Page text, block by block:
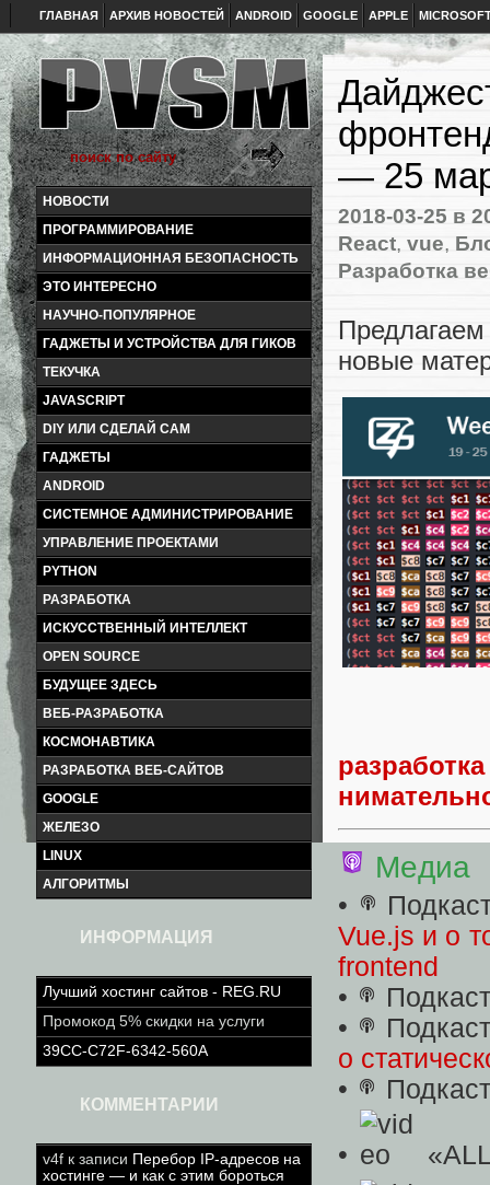
ГЛАВНАЯ АРХИВ НОВОСТЕЙ ANDROID GOOGLE APPLE
НОВОСТИ
ПРОГРАММИРОВАНИЕ
ИНФОРМАЦИОННАЯ БЕЗОПАСНОСТЬ
ЭТО ИНТЕРЕСНО
НАУЧНО-ПОПУЛЯРНОЕ
ГАДЖЕТЫ И УСТРОЙСТВА ДЛЯ ГИКОВ
ТЕКУЧКА
JAVASCRIPT
DIY ИЛИ СДЕЛАЙ САМ
ГАДЖЕТЫ
ANDROID
СИСТЕМНОЕ АДМИНИСТРИРОВАНИЕ
УПРАВЛЕНИЕ ПРОЕКТАМИ
PYTHON
РАЗРАБОТКА
ИСКУССТВЕННЫЙ ИНТЕЛЛЕКТ
OPEN SOURCE
БУДУЩЕЕ ЗДЕСЬ
ВЕБ-РАЗРАБОТКА
КОСМОНАВТИКА
РАЗРАБОТКА ВЕБ-САЙТОВ
GOOGLE
ЖЕЛЕЗО
LINUX
АЛГОРИТМЫ
ИНФОРМАЦИЯ
Лучший хостинг сайтов - REG.RU
Промокод 5% скидки на услуги
39CC-C72F-6342-560A
КОММЕНТАРИИ
v4f к записи Перебор IP-адресов на
хостинге — и как с этим бороться
— 25
2018-03-25 в
React, vue,
Разработка
новые
разработка
Медиа
•
Vue.js и о
frontend
•
•
о
•
•